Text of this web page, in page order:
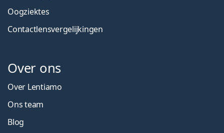
Oogziektes
Contactlensvergelijkingen
Over ons
Over Lentiamo
Ons team
Blog